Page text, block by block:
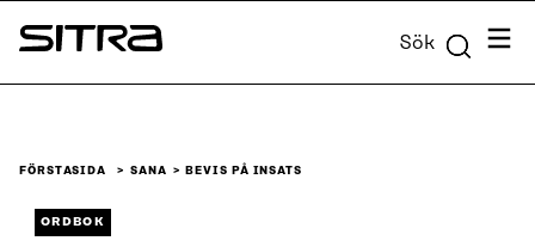
Skip to
content
Sitra Sök Meny
FÖRSTASIDA SANA BEVIS PÅ INSATS
ORDBOK